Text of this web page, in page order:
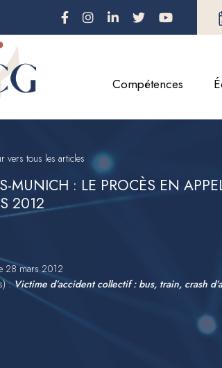
Compétences
vers tous les articles
MUNICH : LE PROCÈS EN
2012
28 mars 2012
:Victime d’accident collectif : bus, train, crash